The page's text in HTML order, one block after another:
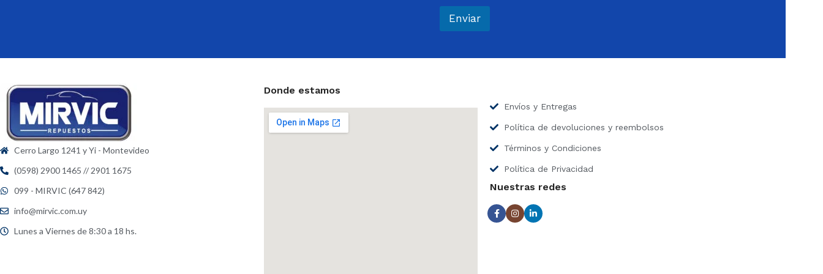
r
o
ó
Enviar
Cerro Largo 1241 y Yi - Montevideo
(0598) 2900 1465 // 2901 1675
099 - MIRVIC (647 842)
info@mirvic.com.uy
Lunes a Viernes de 8:30 a 18 hs.
Donde estamos
Envíos y Entregas
Política de devoluciones y reembolsos
Términos y Condiciones
Política de Privacidad
Nuestras redes